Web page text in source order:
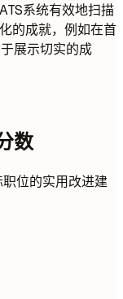
系统有效地扫描
的成就，例如在首
展示切实的成
数
位的实用改进建